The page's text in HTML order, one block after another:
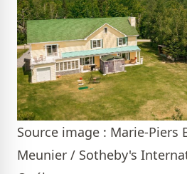
Source image : Marie-Piers
Meunier / Sotheby's